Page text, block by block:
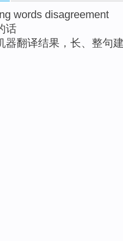
words disagreement
话
器翻译结果，长、整句